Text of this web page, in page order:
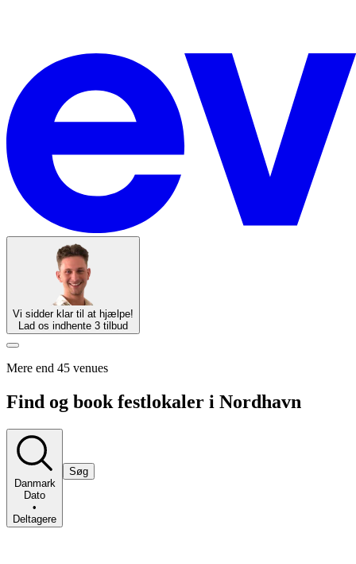
Vi sidder klar til at hjælpe!
Lad os indhente 3 tilbud
Mere end 45 venues
Find og book festlokaler i Nordhavn
Danmark
Dato
•
Deltagere
Søg